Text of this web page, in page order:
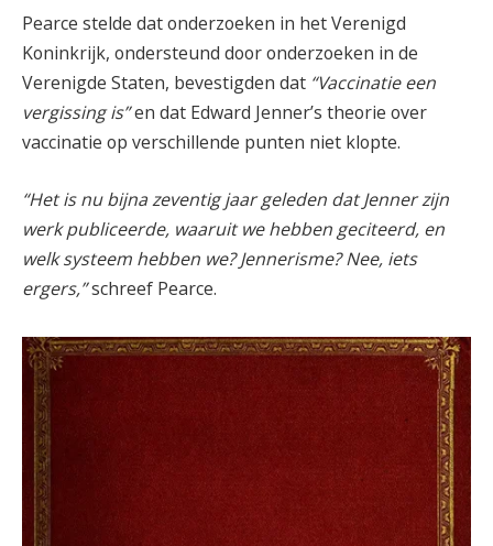
Pearce stelde dat onderzoeken in het Verenigd
Koninkrijk, ondersteund door onderzoeken in de
Verenigde Staten, bevestigden dat “Vaccinatie een
vergissing is”en dat Edward Jenner’s theorie over
vaccinatie op verschillende punten niet klopte.
“Het is nu bijna zeventig jaar geleden dat Jenner zijn
werk publiceerde, waaruit we hebben geciteerd, en
welk systeem hebben we? Jennerisme? Nee, iets
ergers,”schreef Pearce.